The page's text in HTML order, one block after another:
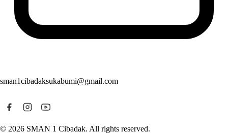
sman1cibadaksukabumi@gmail.com
© 2026 SMAN 1 Cibadak. All rights reserved.